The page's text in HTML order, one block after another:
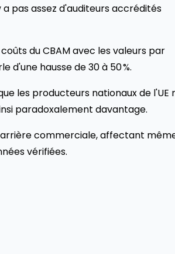
pas assez d'auditeurs accrédités
du CBAM avec les valeurs par
d'une hausse de 30 à 50 %.
les producteurs nationaux de l'UE
paradoxalement davantage.
commerciale, affectant
vérifiées.